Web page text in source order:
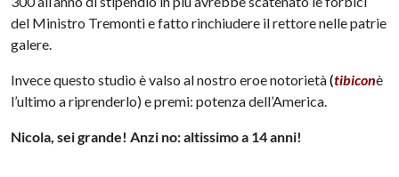
del Ministro Tremontie fatto rinchiudere il rettore nelle patrie
galere.
Invece questo studio èvalso al nostro eroe notorietà(tibiconè
l’ultimo a riprenderlo) e premi: potenza dell’America.
Nicola, sei grande! Anzi no: altissimo a 14 anni!